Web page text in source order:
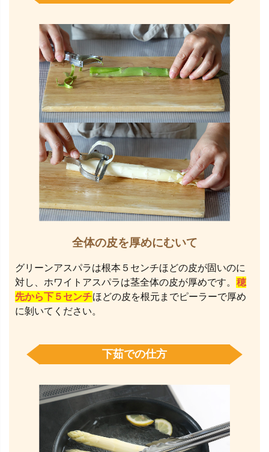
全体の皮を厚めにむいて
グリーンアスパラは根本５センチほどの皮が固いのに
対し、ホワイトアスパラは茎全体の皮が厚めです。 穂
先から下５センチほどの皮を根元までピーラーで厚め
に剝いてください。
下茹での仕方